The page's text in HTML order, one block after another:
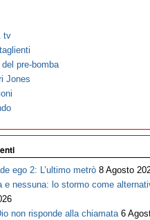
tv
pre-bomba
Jones
ego 2: L’ultimo metrò 8 Agosto
e nessuna: lo stormo come
non risponde alla chiamata 6